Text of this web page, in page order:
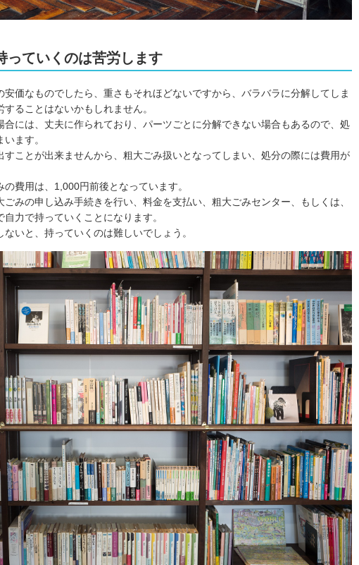
っていくのは苦労します
価なものでしたら、重さもそれほどないですから、バラバラに分解してしま
ることはないかもしれません。
合には、丈夫に作られており、パーツごとに分解できない場合もあるので、処
ます。
すことが出来ませんから、粗大ごみ扱いとなってしまい、処分の際には費用が
費用は、1,000円前後となっています。
みの申し込み手続きを行い、料金を支払い、粗大ごみセンター、もしくは、
力で持っていくことになります。
いと、持っていくのは難しいでしょう。